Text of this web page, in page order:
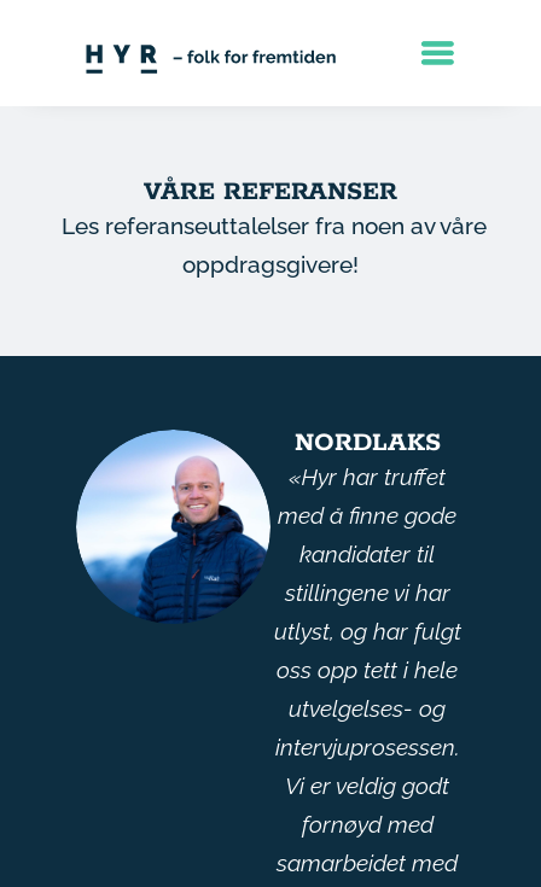
VÅRE REFERANSER
Les referanseuttalelser fra noen av våre
oppdragsgivere!
NORDLAKS
«Hyr har truffet
med å finne gode
kandidater til
stillingene vi har
utlyst, og har fulgt
oss opp tett i hele
utvelgelses- og
intervjuprosessen.
Vi er veldig godt
fornøyd med
samarbeidet med